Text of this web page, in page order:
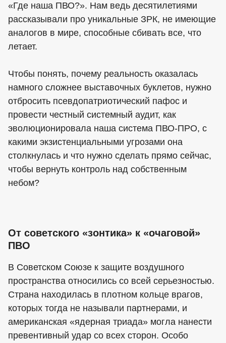
«Где наша ПВО?». Нам ведь десятилетиями
рассказывали про уникальные ЗРК, не имеющие
аналогов в мире, способные сбивать все, что
летает.
Чтобы понять, почему реальность оказалась
намного сложнее выставочных буклетов, нужно
отбросить псевдопатриотический пафос и
провести честный системный аудит, как
эволюционировала наша система ПВО-ПРО, с
какими экзистенциальными угрозами она
столкнулась и что нужно сделать прямо сейчас,
чтобы вернуть контроль над собственным
небом?
От советского «зонтика» к «очаговой»
ПВО
В Советском Союзе к защите воздушного
пространства относились со всей серьезностью.
Страна находилась в плотном кольце врагов,
которых тогда не называли партнерами, и
американская «ядерная триада» могла нанести
превентивный удар со всех сторон. Особо